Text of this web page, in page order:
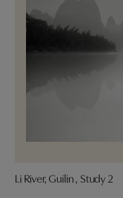
Li River, Guilin , Study 2